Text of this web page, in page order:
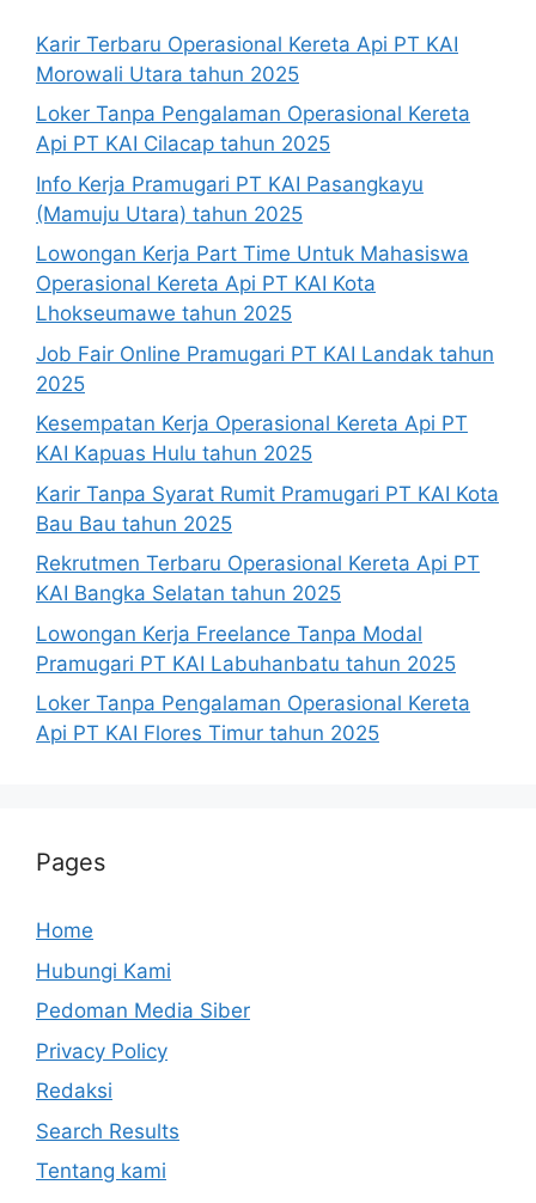
Karir Terbaru Operasional Kereta Api PT KAI
Morowali Utara tahun 2025
Loker Tanpa Pengalaman Operasional Kereta
Api PT KAI Cilacap tahun 2025
Info Kerja Pramugari PT KAI Pasangkayu
(Mamuju Utara) tahun 2025
Lowongan Kerja Part Time Untuk Mahasiswa
Operasional Kereta Api PT KAI Kota
Lhokseumawe tahun 2025
Job Fair Online Pramugari PT KAI Landak tahun
2025
Kesempatan Kerja Operasional Kereta Api PT
KAI Kapuas Hulu tahun 2025
Karir Tanpa Syarat Rumit Pramugari PT KAI Kota
Bau Bau tahun 2025
Rekrutmen Terbaru Operasional Kereta Api PT
KAI Bangka Selatan tahun 2025
Lowongan Kerja Freelance Tanpa Modal
Pramugari PT KAI Labuhanbatu tahun 2025
Loker Tanpa Pengalaman Operasional Kereta
Api PT KAI Flores Timur tahun 2025
Pages
Home
Hubungi Kami
Pedoman Media Siber
Privacy Policy
Redaksi
Search Results
Tentang kami